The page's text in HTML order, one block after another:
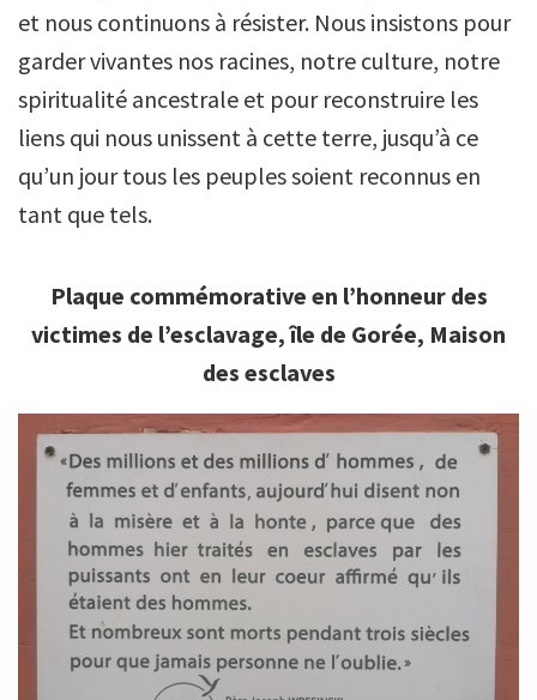
et nous continuons à résister. Nous insistons pour
garder vivantes nos racines, notre culture, notre
spiritualité ancestrale et pour reconstruire les
liens qui nous unissent à cette terre, jusqu’à ce
qu’un jour tous les peuples soient reconnus en
tant que tels.
Plaque commémorative en l’honneur des
victimes de l’esclavage, île de Gorée, Maison
des esclaves